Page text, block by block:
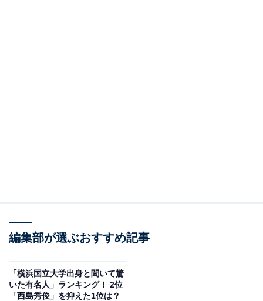
ライマック」のCMで堺雅人さんと共演し話題を集めま
した。所属するアイドルグループ「＝LOVE」として
個人としても大きな注目を集めています。
編集部が選ぶおすすめ記事
「横浜国立大学出身と聞いて驚
いた有名人」ランキング！ 2位
「西島秀俊」を抑えた1位は？